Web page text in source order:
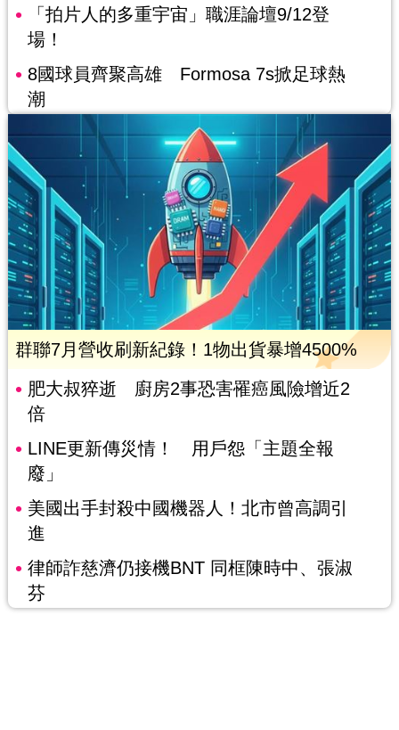
「拍片人的多重宇宙」職涯論壇9/12登
場！
8國球員齊聚高雄 Formosa 7s掀足球熱
潮
群聯7月營收刷新紀錄！1物出貨暴增4500%
肥大叔猝逝 廚房2事恐害罹癌風險增近2
倍
LINE更新傳災情！ 用戶怨「主題全報
廢」
美國出手封殺中國機器人！北市曾高調引
進
律師詐慈濟仍接機BNT 同框陳時中、張淑
芬